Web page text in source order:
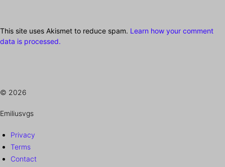
This site uses Akismet to reduce spam. Learn how your comment
data is processed.
© 2026
Emiliusvgs
Privacy
Terms
Contact